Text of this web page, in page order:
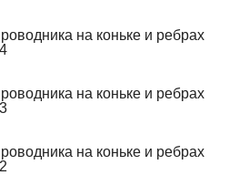
на коньке и ребрах
на коньке и ребрах
на коньке и ребрах